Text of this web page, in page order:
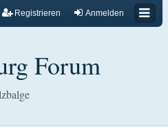
Anmelden
Registrieren
Forum